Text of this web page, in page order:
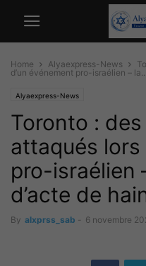
Home Alyaexpress-News
d’un événement pro-israélien – la...
Alyaexpress-News
Toronto :
attaqués lors
pro-israélien
d’acte de
By alxprss_sab - 6 novembre